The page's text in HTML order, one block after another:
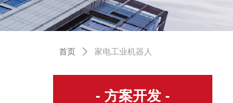
- 方案开发 -
首页 ꄲ 家电工业机器人